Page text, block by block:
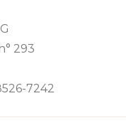
293
7242